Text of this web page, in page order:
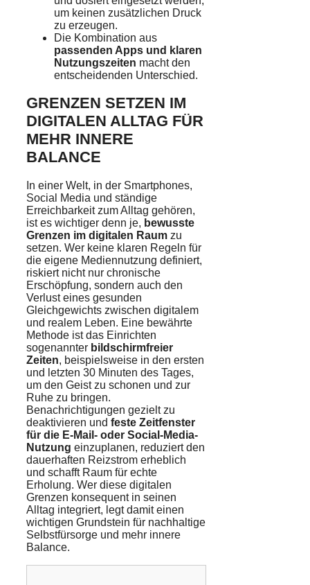
um keinen zusätzlichen Druck
zu erzeugen.
Die Kombination aus
passenden Apps und klaren
Nutzungszeiten macht den
entscheidenden Unterschied.
GRENZEN SETZEN IM
DIGITALEN ALLTAG FÜR
MEHR INNERE
BALANCE
In einer Welt, in der Smartphones,
Social Media und ständige
Erreichbarkeit zum Alltag gehören,
ist es wichtiger denn je, bewusste
Grenzen im digitalen Raum zu
setzen. Wer keine klaren Regeln für
die eigene Mediennutzung definiert,
riskiert nicht nur chronische
Erschöpfung, sondern auch den
Verlust eines gesunden
Gleichgewichts zwischen digitalem
und realem Leben. Eine bewährte
Methode ist das Einrichten
sogenannter bildschirmfreier
Zeiten, beispielsweise in den ersten
und letzten 30 Minuten des Tages,
um den Geist zu schonen und zur
Ruhe zu bringen.
Benachrichtigungen gezielt zu
deaktivieren und feste Zeitfenster
für die E-Mail- oder Social-Media-
Nutzung einzuplanen, reduziert den
dauerhaften Reizstrom erheblich
und schafft Raum für echte
Erholung. Wer diese digitalen
Grenzen konsequent in seinen
Alltag integriert, legt damit einen
wichtigen Grundstein für nachhaltige
Selbstfürsorge und mehr innere
Balance.